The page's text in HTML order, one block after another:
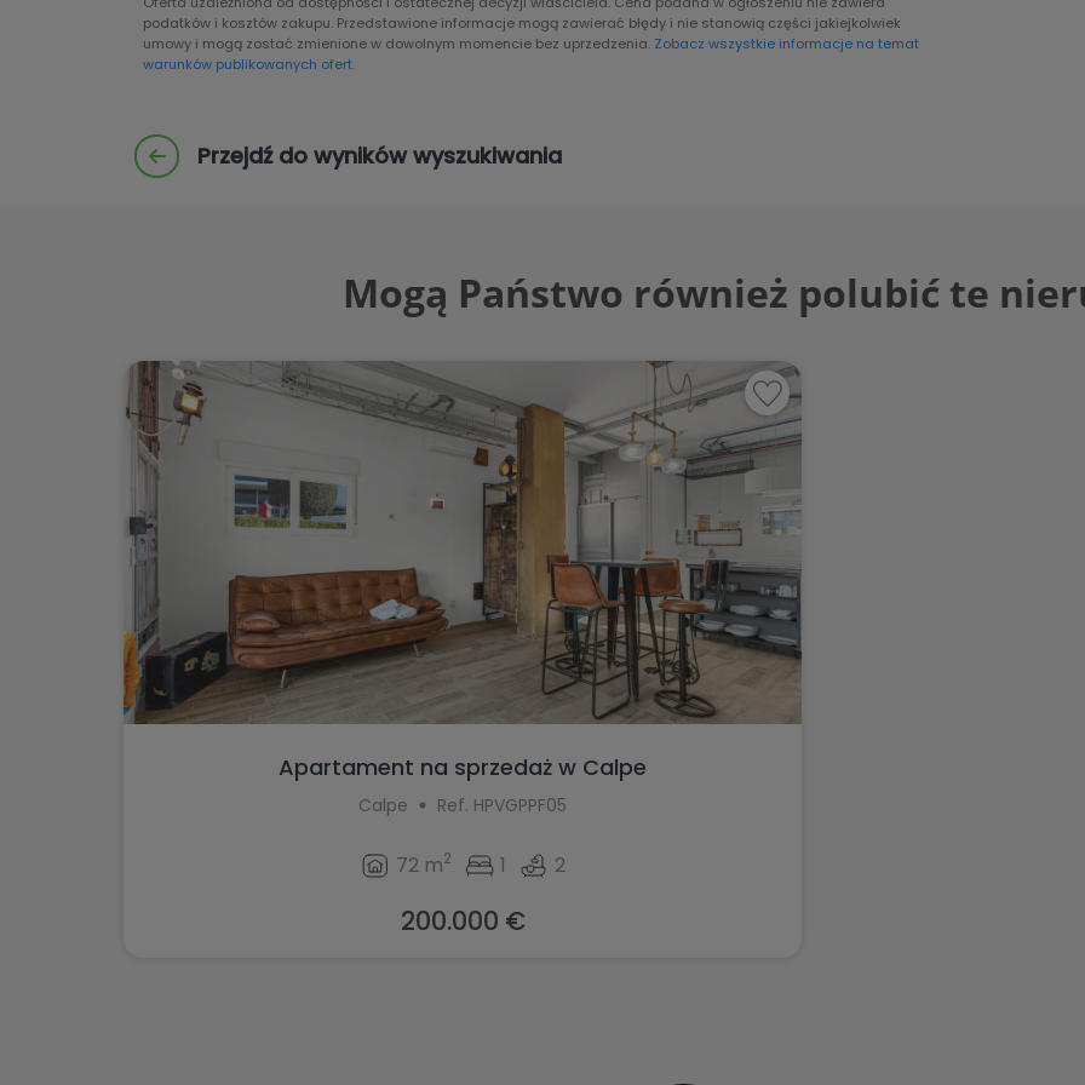
podatków i kosztów zakupu. Przedstawione informacje mogą zawierać błędy i nie stanowią części jakiejkolwiek
umowy i mogą zostać zmienione w dowolnym momencie bez uprzedzenia. Zobacz wszystkie informacje na temat
warunków publikowanych ofert.
Przejdź do wyników wyszukiwania
Mogą Państwo również polubić te
Apartament na sprzedaż w Calpe
Calpe Ref. HPVGPPF05
72 m2 1 2
200.000 €